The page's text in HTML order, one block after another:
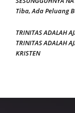
Tiba, Ada Peluang
TRINITAS ADALAH
TRINITAS ADALAH
KRISTEN